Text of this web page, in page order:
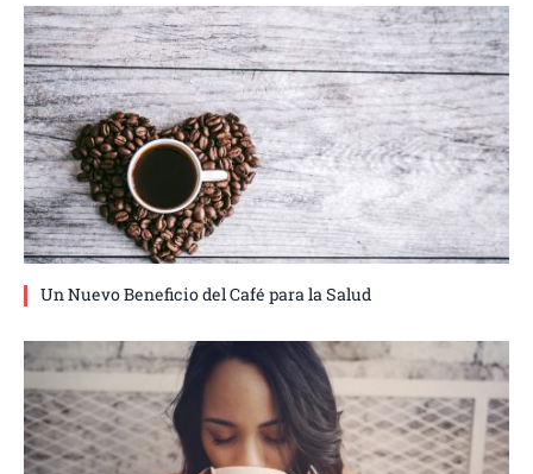
Un Nuevo Beneficio del Café para la Salud